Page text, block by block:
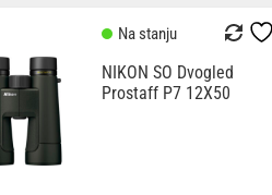
Na stanju
NIKON SO Dvogled
Prostaff P7 12X50